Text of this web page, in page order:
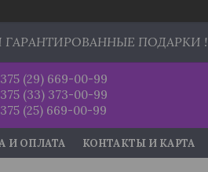
ПОДАРКИ !
(29) 669-00-99
(33) 373-00-99
(25) 669-00-99
И ОПЛАТА КОНТАКТЫ И КАРТА